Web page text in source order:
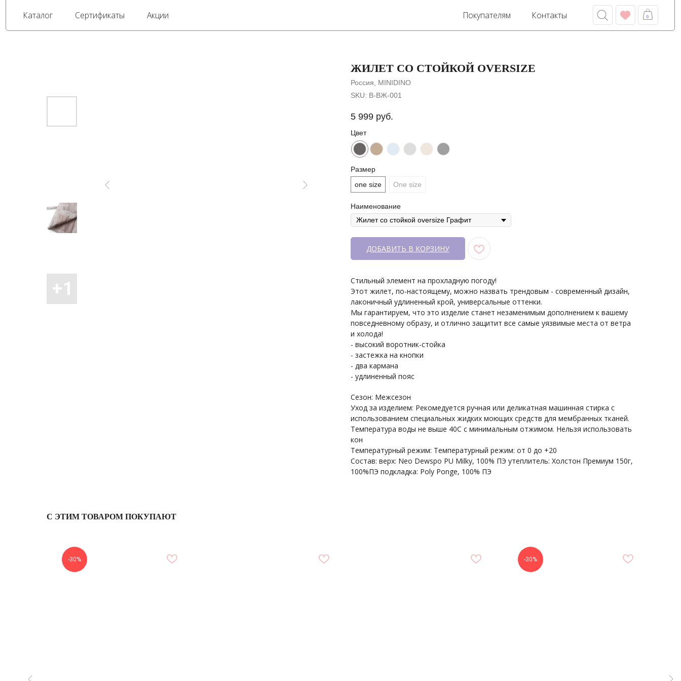
Каталог Сертификаты Акции Контакты
ЖИЛЕТ СО СТОЙКОЙ OVERSIZE
Россия, MINIDINO
SKU: В-ВЖ-001
5 999 руб.
Цвет
Размер
one size
One size
Наименование
ДОБАВИТЬ В КОРЗИНУ
Стильный элемент на прохладную погоду!
Этот жилет, по-настоящему, можно назвать трендовым - современный дизайн,
лаконичный удлиненный крой, универсальные оттенки.
Мы гарантируем, что это изделие станет незаменимым дополнением к вашему
повседневному образу, и отлично защитит все самые уязвимые места от ветра
и холода!
- высокий воротник-стойка
- застежка на кнопки
- два кармана
- удлиненный пояс
Сезон: Межсезон
Уход за изделием: Рекомедуется ручная или деликатная машинная стирка с
использованием специальных жидких моющих средств для мембранных тканей.
Температура воды не выше 40С с минимальным отжимом. Нельзя использовать
кон
Температурный режим: Температурный режим: от 0 до +20
Состав: верх: Neo Dewspo PU Milky, 100% ПЭ утеплитель: Холстон Премиум 150г,
100%ПЭ подкладка: Poly Ponge, 100% ПЭ
С ЭТИМ ТОВАРОМ ПОКУПАЮТ
-30% -30%